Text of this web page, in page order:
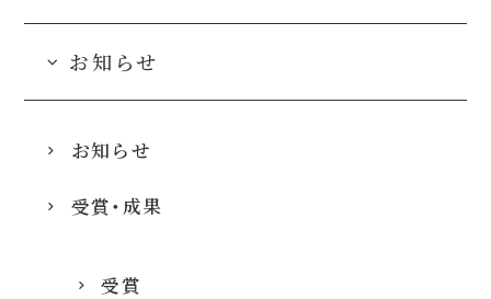
お知らせ
お知らせ
受賞・成果
受賞